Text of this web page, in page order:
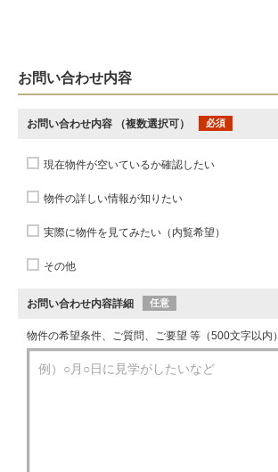
お問い合わせ内容
お問い合わせ内容 （複数選択可） 必須
現在物件が空いているか確認したい
物件の詳しい情報が知りたい
実際に物件を見てみたい（内覧希望）
その他
お問い合わせ内容詳細 任意
物件の希望条件、ご質問、ご要望 等（500文字以内）